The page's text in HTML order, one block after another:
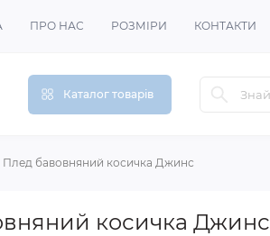
ПРО НАС РОЗМІРИ КОНТАКТИ
Каталог товарів
Плед бавовняний косичка Джинс
косичка Джинс